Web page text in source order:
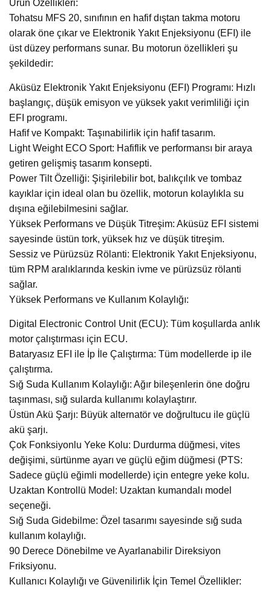
Ürün Özellikleri:
Tohatsu MFS 20, sınıfının en hafif dıştan takma motoru
olarak öne çıkar ve Elektronik Yakıt Enjeksiyonu (EFI) ile
üst düzey performans sunar. Bu motorun özellikleri şu
şekildedir:
Aküsüz Elektronik Yakıt Enjeksiyonu (EFI) Programı: Hızlı
başlangıç, düşük emisyon ve yüksek yakıt verimliliği için
EFI programı.
Hafif ve Kompakt: Taşınabilirlik için hafif tasarım.
Light Weight ECO Sport: Hafiflik ve performansı bir araya
getiren gelişmiş tasarım konsepti.
Power Tilt Özelliği: Şişirilebilir bot, balıkçılık ve tombaz
kayıklar için ideal olan bu özellik, motorun kolaylıkla su
dışına eğilebilmesini sağlar.
Yüksek Performans ve Düşük Titreşim: Aküsüz EFI sistemi
sayesinde üstün tork, yüksek hız ve düşük titreşim.
Sessiz ve Pürüzsüz Rölanti: Elektronik Yakıt Enjeksiyonu,
tüm RPM aralıklarında keskin ivme ve pürüzsüz rölanti
sağlar.
Yüksek Performans ve Kullanım Kolaylığı:
Digital Electronic Control Unit (ECU): Tüm koşullarda anlık
motor çalıştırması için ECU.
Bataryasız EFI ile İp İle Çalıştırma: Tüm modellerde ip ile
çalıştırma.
Sığ Suda Kullanım Kolaylığı: Ağır bileşenlerin öne doğru
taşınması, sığ sularda kullanımı kolaylaştırır.
Üstün Akü Şarjı: Büyük alternatör ve doğrultucu ile güçlü
akü şarjı.
Çok Fonksiyonlu Yeke Kolu: Durdurma düğmesi, vites
değişimi, sürtünme ayarı ve güçlü eğim düğmesi (PTS:
Sadece güçlü eğimli modellerde) için entegre yeke kolu.
Uzaktan Kontrollü Model: Uzaktan kumandalı model
seçeneği.
Sığ Suda Gidebilme: Özel tasarımı sayesinde sığ suda
kullanım kolaylığı.
90 Derece Dönebilme ve Ayarlanabilir Direksiyon
Friksiyonu.
Kullanıcı Kolaylığı ve Güvenilirlik İçin Temel Özellikler: